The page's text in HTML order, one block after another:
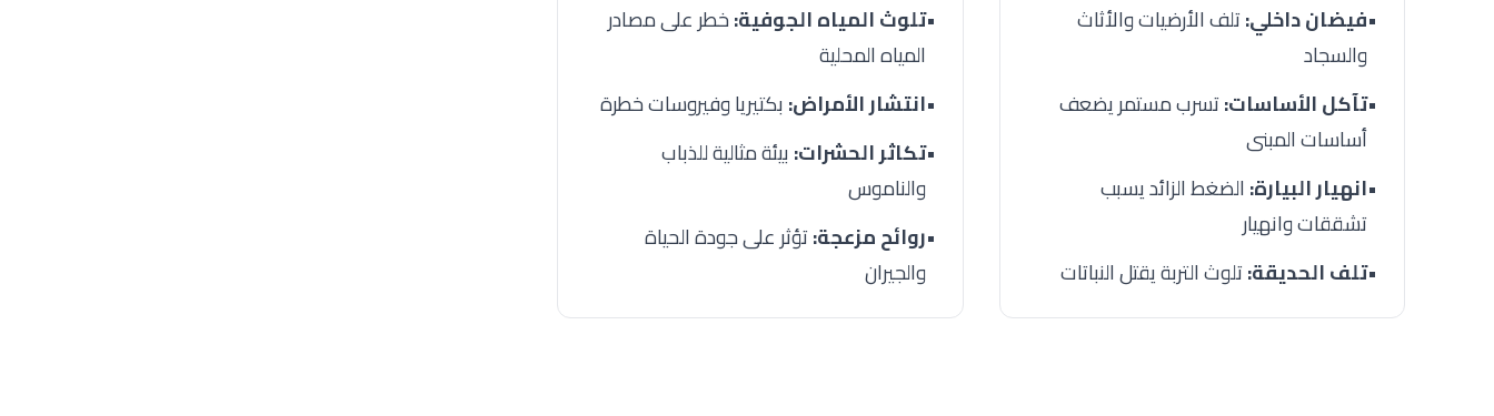
•فيضان داخلي:تلف الأرضيات والأثاث
والسجاد
•تآكل الأساسات:تسرب مستمر يضعف
أساسات المبنى
•انهيار البيارة: الضغط الزائد يسبب
تشققات وانهيار
•تلف الحديقة:تلوث التربة يقتل النباتات
•تلوث المياه الجوفية:خطر على مصادر
المياه المحلية
•انتشار الأمراض: بكتيريا وفيروسات خطرة
•تكاثر الحشرات: بيئة مثالية للذباب
والناموس
•روائح مزعجة:تؤثر على جودة الحياة
والجيران